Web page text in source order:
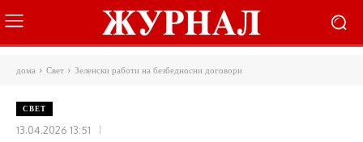
дома Свет Зеленски работи на безбедносни договори
СВЕТ
13.04.2026 13:51